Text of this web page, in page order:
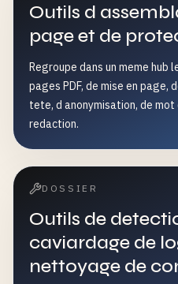
Outils d
page et de
Regroupe dans un meme hub
pages PDF, de mise en page,
tete, d anonymisation, de
redaction.
DOSSIER
Outils de
caviardage de
nettoyage de